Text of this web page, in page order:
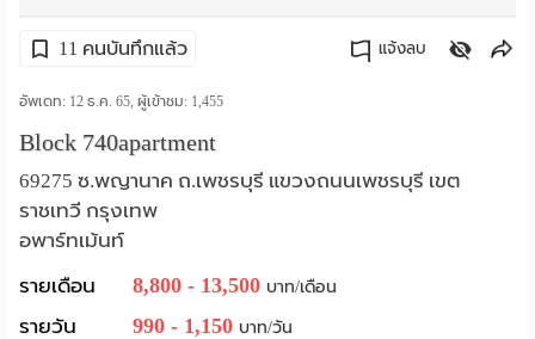
ฟรี
Language
English
11 คนบันทึกแล้ว แจ้งลบ
อัพเดท: 12 ธ.ค. 65, ผู้เข้าชม: 1,455
Block 740apartment
69275 ซ.พญานาค ถ.เพชรบุรี แขวงถนนเพชรบุรี เขต
ราชเทวี กรุงเทพ
อพาร์ทเม้นท์
รายเดือน
8,800 - 13,500 บาท/เดือน
รายวัน 990 - 1,150 บาท/วัน